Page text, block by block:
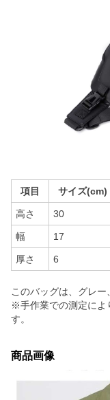
項目 サイズ(cm)
高さ 30
幅 17
厚さ 6
このバッグは、グレー
※手作業での測定によ
す。
商品画像